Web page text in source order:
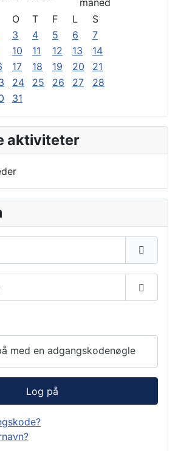
O T F L
S
3 4 5 6
7
10 11 12 13
14
17 18 19 20
21
24 25 26 27
28
31
aktiviteter
Vis
med en adgangskodenøgle
Log på